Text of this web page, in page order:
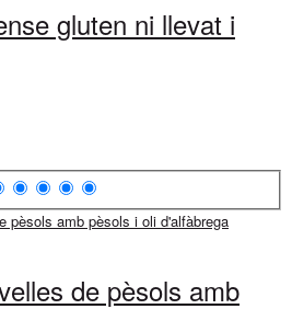
gluten ni llevat i
de pèsols amb